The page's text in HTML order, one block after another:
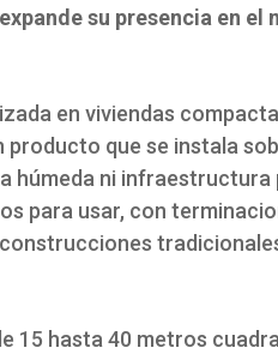
su presencia en el
en viviendas
que se instala
húmeda ni infraestructura
para usar, con
15 hasta 40 metros